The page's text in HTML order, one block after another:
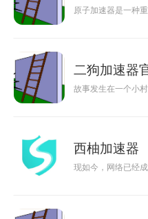
原子加速器是一种
二狗加速器
故事发生在一个小
西柚加速器
现如今，网络已经